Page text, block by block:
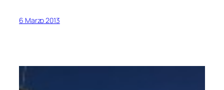
6 Marzo 2013